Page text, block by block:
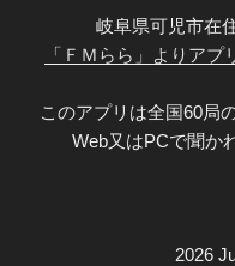
岐阜県可児市在
「ＦＭらら」よりアプ
このアプリは全国60局
Web又はPCで聞か
2026